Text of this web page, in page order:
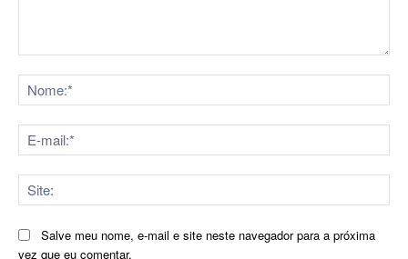
Salve meu nome, e-mail e site neste navegador para a próxima
vez que eu comentar.